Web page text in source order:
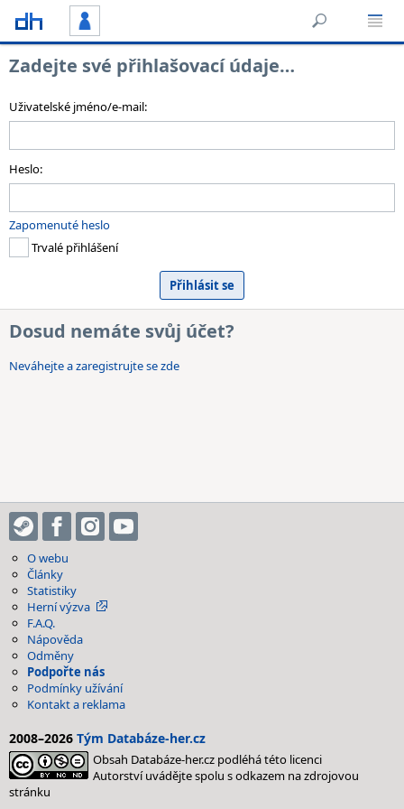
Zadejte své přihlašovací údaje…
Uživatelské jméno/e-mail:
Heslo:
Zapomenuté heslo
Trvalé přihlášení
Dosud nemáte svůj účet?
Neváhejte a zaregistrujte se zde
O webu
Články
Statistiky
Herní výzva
F.A.Q.
Nápověda
Odměny
Podpořte nás
Podmínky užívání
Kontakt a reklama
2008–2026 Tým Databáze-her.cz
Obsah Databáze-her.cz podléhá této licenci
Autorství uvádějte spolu s odkazem na zdrojovou
stránku